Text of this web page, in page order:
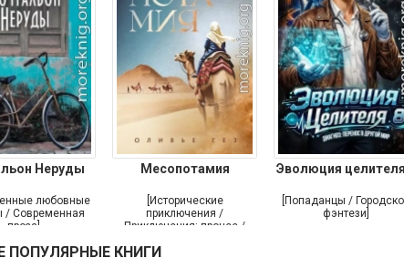
Неруды
любовные
/ Современная
проза]
Месопотамия
[Исторические
приключения /
Приключения: прочее /
Историческая проза]
Эволюция
[Попаданцы /
фэнтези]
ПОПУЛЯРНЫЕ КНИГИ